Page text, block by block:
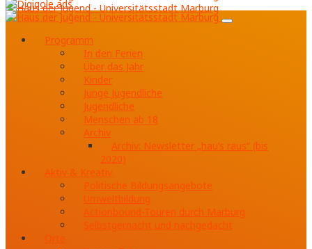
Programm
In den Ferien
Über das Jahr
Kinder
Junge Jugendliche
Jugendliche
Menschen ab 18
Archiv
Archiv: Newsletter „hau’s raus“ (bis
2020)
Aktiv & Kreativ
Politische Bildungsangebote
Umweltbildung
Actionbound-Touren durch Marburg
Selbstgemacht und nachgedacht
Orte